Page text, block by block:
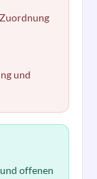
und
offenen